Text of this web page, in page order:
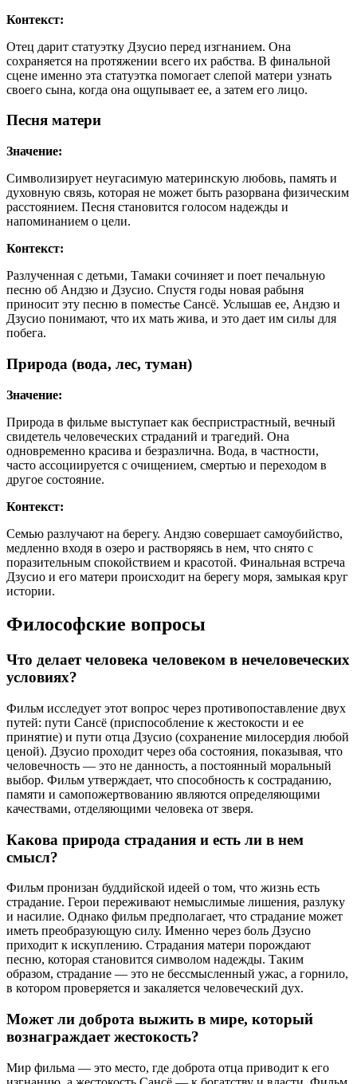
Контекст:
Отец дарит статуэтку Дзусио перед изгнанием. Она
сохраняется на протяжении всего их рабства. В финальной
сцене именно эта статуэтка помогает слепой матери узнать
своего сына, когда она ощупывает ее, а затем его лицо.
Песня матери
Значение:
Символизирует неугасимую материнскую любовь, память и
духовную связь, которая не может быть разорвана физическим
расстоянием. Песня становится голосом надежды и
напоминанием о цели.
Контекст:
Разлученная с детьми, Тамаки сочиняет и поет печальную
песню об Андзю и Дзусио. Спустя годы новая рабыня
приносит эту песню в поместье Сансё. Услышав ее, Андзю и
Дзусио понимают, что их мать жива, и это дает им силы для
побега.
Природа (вода, лес, туман)
Значение:
Природа в фильме выступает как беспристрастный, вечный
свидетель человеческих страданий и трагедий. Она
одновременно красива и безразлична. Вода, в частности,
часто ассоциируется с очищением, смертью и переходом в
другое состояние.
Контекст:
Семью разлучают на берегу. Андзю совершает самоубийство,
медленно входя в озеро и растворяясь в нем, что снято с
поразительным спокойствием и красотой. Финальная встреча
Дзусио и его матери происходит на берегу моря, замыкая круг
истории.
Философские вопросы
Что делает человека человеком в нечеловеческих
условиях?
Фильм исследует этот вопрос через противопоставление двух
путей: пути Сансё (приспособление к жестокости и ее
принятие) и пути отца Дзусио (сохранение милосердия любой
ценой). Дзусио проходит через оба состояния, показывая, что
человечность — это не данность, а постоянный моральный
выбор. Фильм утверждает, что способность к состраданию,
памяти и самопожертвованию являются определяющими
качествами, отделяющими человека от зверя.
Какова природа страдания и есть ли в нем
смысл?
Фильм пронизан буддийской идеей о том, что жизнь есть
страдание. Герои переживают немыслимые лишения, разлуку
и насилие. Однако фильм предполагает, что страдание может
иметь преобразующую силу. Именно через боль Дзусио
приходит к искуплению. Страдания матери порождают
песню, которая становится символом надежды. Таким
образом, страдание — это не бессмысленный ужас, а горнило,
в котором проверяется и закаляется человеческий дух.
Может ли доброта выжить в мире, который
вознаграждает жестокость?
Мир фильма — это место, где доброта отца приводит к его